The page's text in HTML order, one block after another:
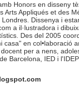
Honors en disseny
Arts Appliqués et des
Dissenya i
a il·lustradora i
Des del 2005
en col•laboració
per a nens,
Barcelona, IED i